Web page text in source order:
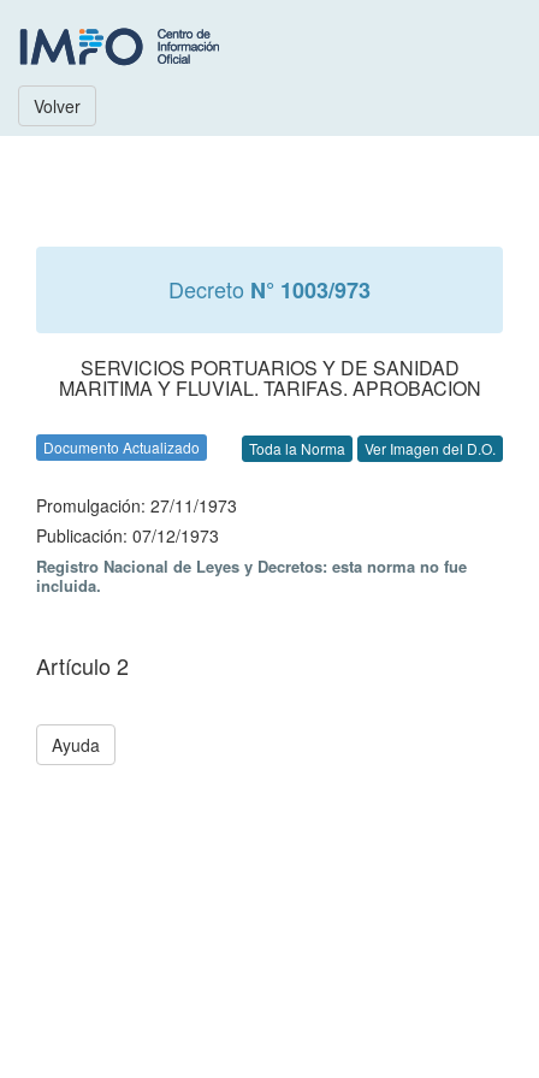
Volver
Decreto N° 1003/973
SERVICIOS PORTUARIOS Y DE SANIDAD
MARITIMA Y FLUVIAL. TARIFAS. APROBACION
Documento Actualizado Toda la Norma Ver Imagen del D.O.
Promulgación: 27/11/1973
Publicación: 07/12/1973
Registro Nacional de Leyes y Decretos: esta norma no fue
incluida.
Artículo 2
Ayuda